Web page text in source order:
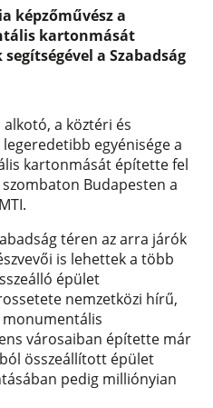
képzőművész a
kartonmását
a Szabadság
a köztéri és
egyénisége a
kartonmását építette fel
Budapesten a
téren az arra járók
is lehettek a több
épület
nemzetközi hírű,
monumentális
városaiban építette már
összeállított épület
pedig milliónyian